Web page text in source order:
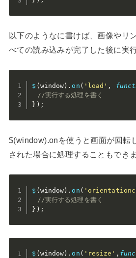
以下のようなに書けば、画像やリ
べての読み込みが完了した後に実
$ ( window ) . on ( 'load' ,
//実行する処理を書く
} ) ;
$(window).onを使うと画面が回転
された場合に処理することもできま
$ ( window ) . on (
//実行する処理を書く
} ) ;
$ ( window ) . on ( 'resize' ,